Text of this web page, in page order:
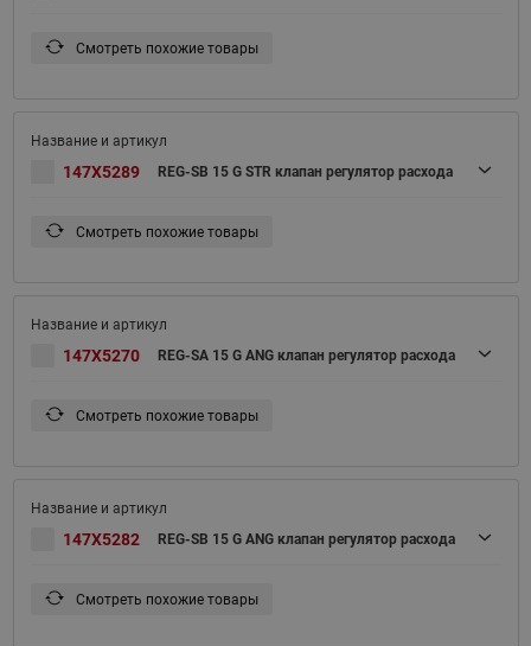
Смотреть похожие товары
147X5289 REG-SB 15 G STR клапан регулятор расхода
Смотреть похожие товары
147X5270 REG-SA 15 G ANG клапан регулятор расхода
Смотреть похожие товары
147X5282 REG-SB 15 G ANG клапан регулятор расхода
Смотреть похожие товары